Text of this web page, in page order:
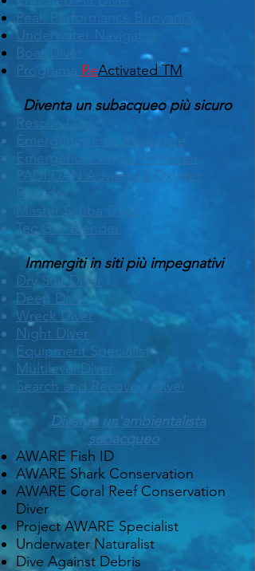
Peak Performance Buoyancy
Underwater Navigator
Boat Diver
Programa ReActivated TM
Diventa un subacqueo più sicuro
Rescue Diver
Emergency First Response
Emergency Oxygen Provider
PADI DAN Advanced Oxygen
Provider
Master
Scuba Diver
Tec Gas Blender
Immergiti in siti più impegnativi
Dry Suit Diver
Deep Diver
Wreck Diver
Night Diver
Equipment Specialist
Multilevel Diver
Search and Recovery Diver
Diventa un'ambientalista
subacqueo
AWARE Fish ID
AWARE Shark Conservation
AWARE Coral Reef Conservation
Diver
Project AWARE Specialist
Underwater Naturalist
Dive Against Debris